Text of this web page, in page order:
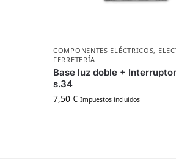
COMPONENTES ELÉCTRICOS,
FERRETERÍA
Base luz doble +
s.34
7,50€ Impuestos incluidos